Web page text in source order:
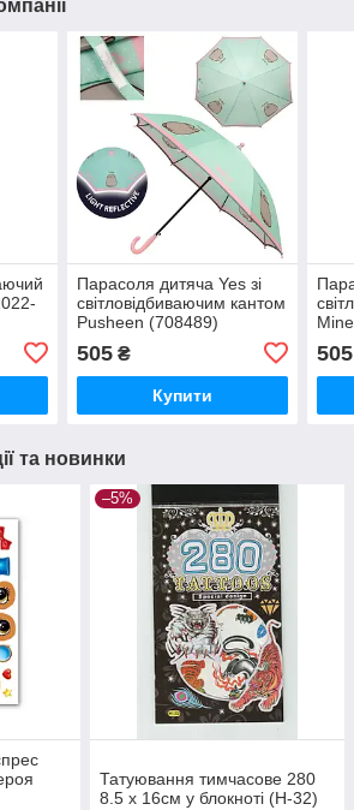
Парасоля дитяча Yes зі
світловідбиваючим кантом
Pusheen (708489)
505₴
Купити
505
та новинки
–5%
Татуювання тимчасове 280
8.5 х 16см у блокноті (H-32)